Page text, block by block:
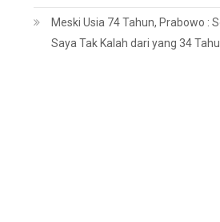
Meski Usia 74 Tahun, Prabowo :
Saya Tak Kalah dari yang 34